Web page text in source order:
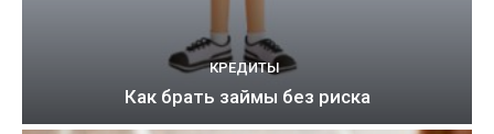
КРЕДИТЫ
Как брать займы без риска